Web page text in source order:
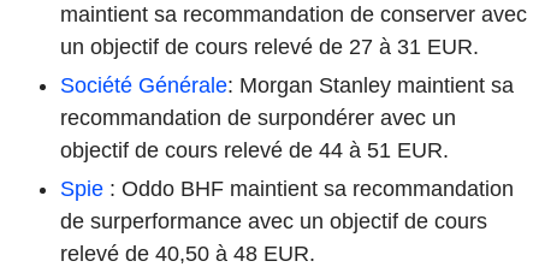
maintient sa recommandation de conserver avec
un objectif de cours relevé de 27 à 31 EUR.
Société Générale: Morgan Stanley maintient sa
recommandation de surpondérer avec un
objectif de cours relevé de 44 à 51 EUR.
Spie : Oddo BHF maintient sa recommandation
de surperformance avec un objectif de cours
relevé de 40,50 à 48 EUR.